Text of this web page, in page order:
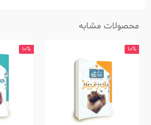
محصولات مشابه
10%
10%